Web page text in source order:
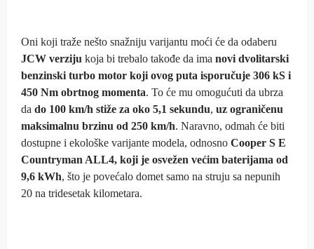
Oni koji traže nešto snažniju varijantu moći će da odaberu
JCW verziju koja bi trebalo takođe da ima novi dvolitarski
benzinski turbo motor koji ovog puta isporučuje 306 kS i
450 Nm obrtnog momenta. To će mu omogućuti da ubrza
da do 100 km/h stiže za oko 5,1 sekundu, uz ograničenu
maksimalnu brzinu od 250 km/h. Naravno, odmah će biti
dostupne i ekološke varijante modela, odnosno Cooper S E
Countryman ALL4, koji je osvežen većim baterijama od
9,6 kWh, što je povećalo domet samo na struju sa nepunih
20 na tridesetak kilometara.